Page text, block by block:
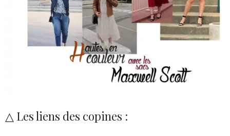
△ Les liens des copines :